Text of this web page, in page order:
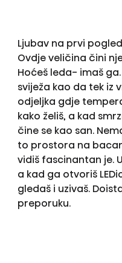
Ljubav na prvi
Ovdje veličina čini
Hoćeš leda- imaš
sviježa kao da tek iz
odjeljka gdje
kako želiš, a kad
čine se kao san.
to prostora na
vidiš fascinantan je.
a kad ga otvoriš
gledaš i uzivaš.
preporuku.